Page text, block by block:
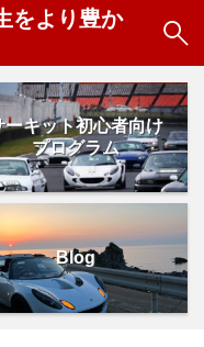
をより豊か
ーキット初心者向け
プログラム
Blog